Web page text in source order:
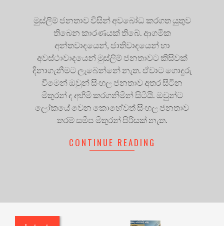
මුස්ලිම් ජනතාව විසින් අවබෝධ කරගත යුතුව
තිබෙන කාරණයක් තිබේ. ආගමික
අන්තවාදයෙන්, ජාතිවාදයෙන් හා
අවස්ථාවාදයෙන් මුස්ලිම් ජනතාවට කිසිවක්
දිනාගැනීමට ලැබෙන්නේ නැත. ඒවාට ගොදුරු
වීමෙන් ඔවුන් සිංහල ජනතාව අතර සිටින
මිතුරන් ද අහිමි කරගනිමින් සිටියි. ඔවුන්ට
ලෝකයේ වෙන කොහේවත් සිංහල ජනතාව
තරම් සමීප මිතුරන් පිරිසක් නැත.
CONTINUE READING